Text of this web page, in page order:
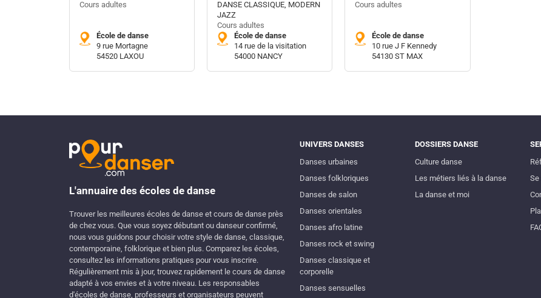
Cours adultes
École de danse
9 rue Mortagne
54520 LAXOU
DANSE CLASSIQUE, MODERN
JAZZ
Cours adultes
École de danse
14 rue de la visitation
54000 NANCY
Cours adultes
École de danse
10 rue J F Kennedy
54130 ST MAX
L'annuaire des écoles de danse
Trouver les meilleures écoles de danse et cours de danse près
de chez vous. Que vous soyez débutant ou danseur confirmé,
nous vous guidons pour choisir votre style de danse, classique,
contemporaine, folklorique et bien plus. Comparez les écoles,
consultez les informations pratiques pour vous inscrire.
Régulièrement mis à jour, trouvez rapidement le cours de danse
adapté à vos envies et à votre niveau. Les responsables
d'écoles de danse, professeurs et organisateurs peuvent
UNIVERS DANSES
Danses urbaines
Danses folkloriques
Danses de salon
Danses orientales
Danses afro latine
Danses rock et swing
Danses classique et
corporelle
Danses sensuelles
DOSSIERS DANSE
Culture danse
Les métiers liés à la danse
La danse et moi
Se